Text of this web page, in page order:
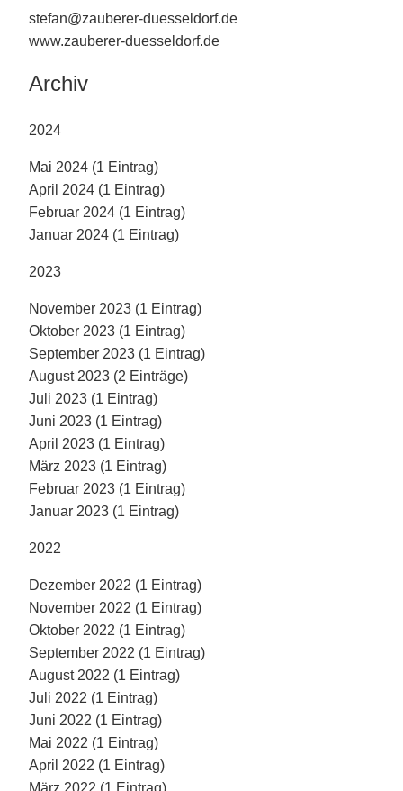
stefan@zauberer-duesseldorf.de
www.zauberer-duesseldorf.de
Archiv
2024
Mai 2024 (1 Eintrag)
April 2024 (1 Eintrag)
Februar 2024 (1 Eintrag)
Januar 2024 (1 Eintrag)
2023
November 2023 (1 Eintrag)
Oktober 2023 (1 Eintrag)
September 2023 (1 Eintrag)
August 2023 (2 Einträge)
Juli 2023 (1 Eintrag)
Juni 2023 (1 Eintrag)
April 2023 (1 Eintrag)
März 2023 (1 Eintrag)
Februar 2023 (1 Eintrag)
Januar 2023 (1 Eintrag)
2022
Dezember 2022 (1 Eintrag)
November 2022 (1 Eintrag)
Oktober 2022 (1 Eintrag)
September 2022 (1 Eintrag)
August 2022 (1 Eintrag)
Juli 2022 (1 Eintrag)
Juni 2022 (1 Eintrag)
Mai 2022 (1 Eintrag)
April 2022 (1 Eintrag)
März 2022 (1 Eintrag)